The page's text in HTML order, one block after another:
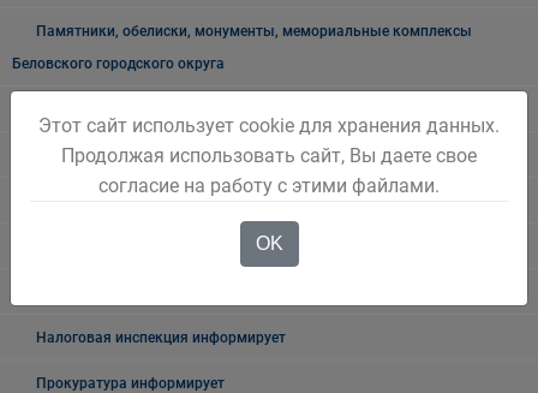
Памятники, обелиски, монументы, мемориальные комплексы
Беловского городского округа
Безопасность на воде
Государственные органы и службы информируют
Налоговая инспекция информирует
Прокуратура информирует
Этот сайт использует cookie для хранения данных.
Продолжая использовать сайт, Вы даете свое
согласие на работу с этими файлами.
OK